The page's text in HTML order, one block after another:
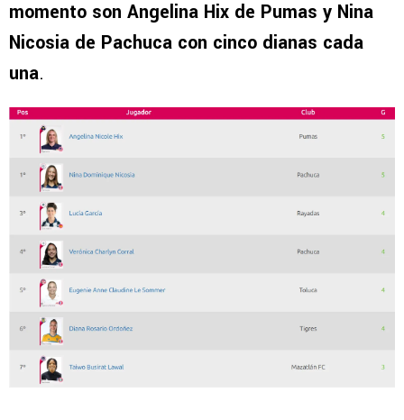
momento son Angelina Hix de Pumas y Nina
Nicosia de Pachuca con cinco dianas cada
una.